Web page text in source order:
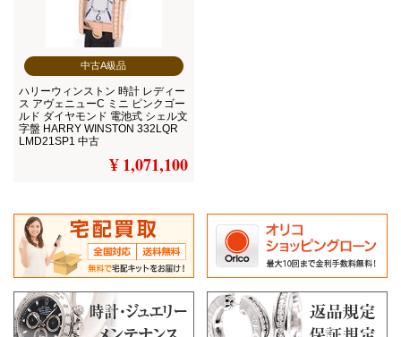
中古A級品
ハリーウィンストン 時計 レディー
ス アヴェニューC ミニ ピンクゴー
ルド ダイヤモンド 電池式 シェル文
字盤 HARRY WINSTON 332LQR
LMD21SP1 中古
¥ 1,071,100